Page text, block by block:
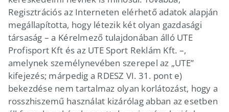
Regisztrációs az Interneten elérhető adatok alapján
megállapította, hogy létezik két olyan gazdasági
társaság – a Kérelmező tulajdonában álló UTE
Profisport Kft és az UTE Sport Reklám Kft. –,
amelynek személynevében szerepel az „UTE”
kifejezés; márpedig a RDESZ VI. 31. pont e)
bekezdése nem tartalmaz olyan korlátozást, hogy a
rosszhiszemű használat kizárólag abban az esetben